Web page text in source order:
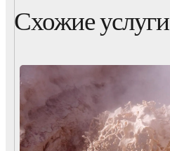
Схожие услуги